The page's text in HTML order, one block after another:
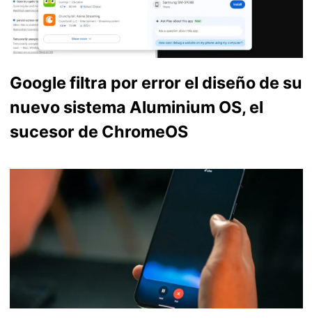
Google filtra por error el diseño de su
nuevo sistema Aluminium OS, el
sucesor de ChromeOS